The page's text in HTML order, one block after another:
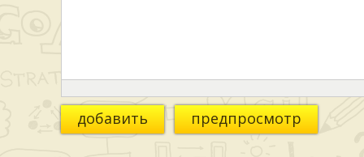
добавить предпросмотр